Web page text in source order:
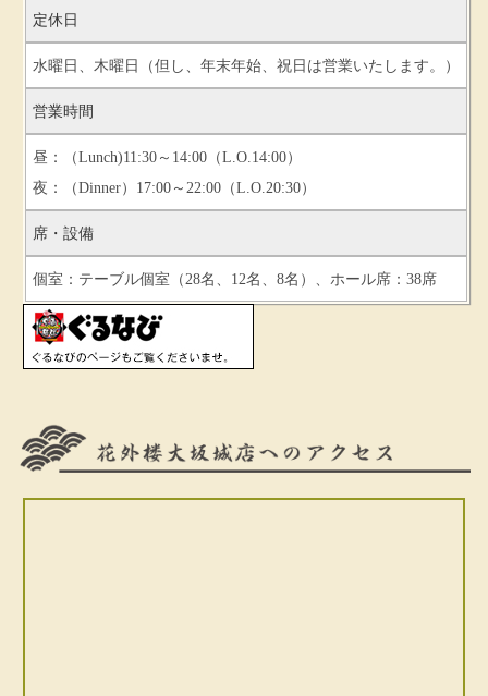
定休日
水曜日、木曜日（但し、年末年始、祝日は営業いたします。）
営業時間
昼：（Lunch)11:30～14:00（L.O.14:00）
夜：（Dinner）17:00～22:00（L.O.20:30）
席・設備
個室：テーブル個室（28名、12名、8名）、ホール席：38席